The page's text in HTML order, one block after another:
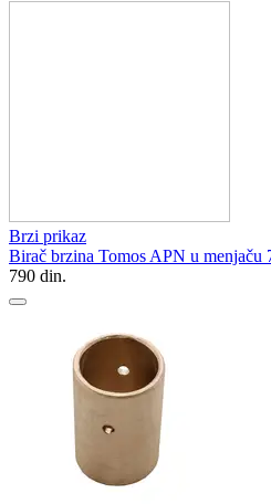
Brzi prikaz
Birač brzina Tomos APN u menjaču
790 din.